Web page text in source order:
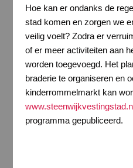
Hoe kan er ondanks de
stad komen en zorgen we
veilig voelt? Zodra er
of er meer activiteiten aan
worden toegevoegd. Het
braderie te organiseren en
kinderrommelmarkt kan
programma gepubliceerd.